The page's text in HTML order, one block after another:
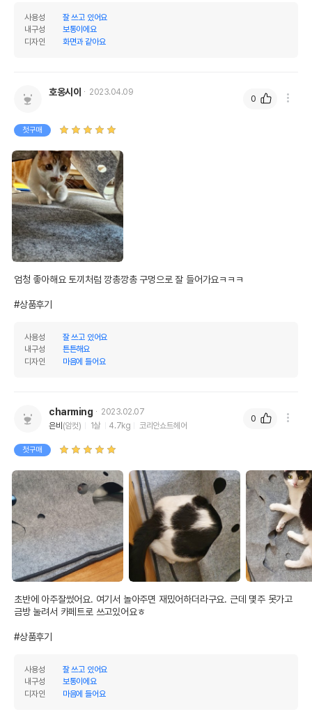
사용성
잘 쓰고 있어요
내구성
보통이에요
디자인
화면과 같아요
호옹시이 2023.04.09
첫구매
엄청 좋아해요 토끼처럼 깡총깡총 구멍으로 잘 들어가요ㅋㅋㅋ
#상품후기
사용성
잘 쓰고 있어요
내구성
튼튼해요
디자인
마음에 들어요
0
charming
2023.02.07
은비(암컷) 1살 4.7kg 코리안쇼트헤어
첫구매
초반에 아주잘썼어요. 여기서 놀아주면 재밌어하더라구요. 근데 몇주 못가고
금방 눌려서 카페트로 쓰고있어요ㅎ
#상품후기
사용성
잘 쓰고 있어요
내구성
보통이에요
디자인
마음에 들어요
0